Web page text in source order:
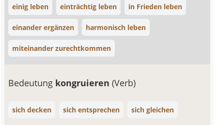
einig leben einträchtig leben in Frieden leben
einander ergänzen harmonisch leben
miteinander zurechtkommen
Bedeutung kongruieren(Verb)
sich decken sich entsprechen sich gleichen